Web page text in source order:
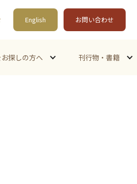
English お問い合わせ
探しの方へ 刊行物・書籍